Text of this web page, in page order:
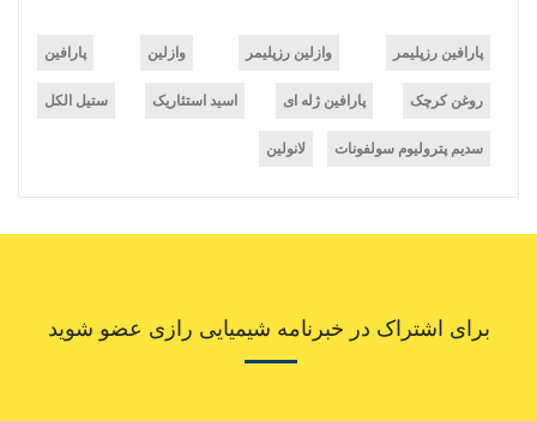
پارافین رزپلیمر وازلین رزپلیمر وازلین پارافین
روغن کرچک پارافین ژله ای اسید استئاریک ستیل الکل
سدیم پترولیوم سولفونات لانولین
برای اشتراک در خبرنامه شیمیایی رازی عضو شوید